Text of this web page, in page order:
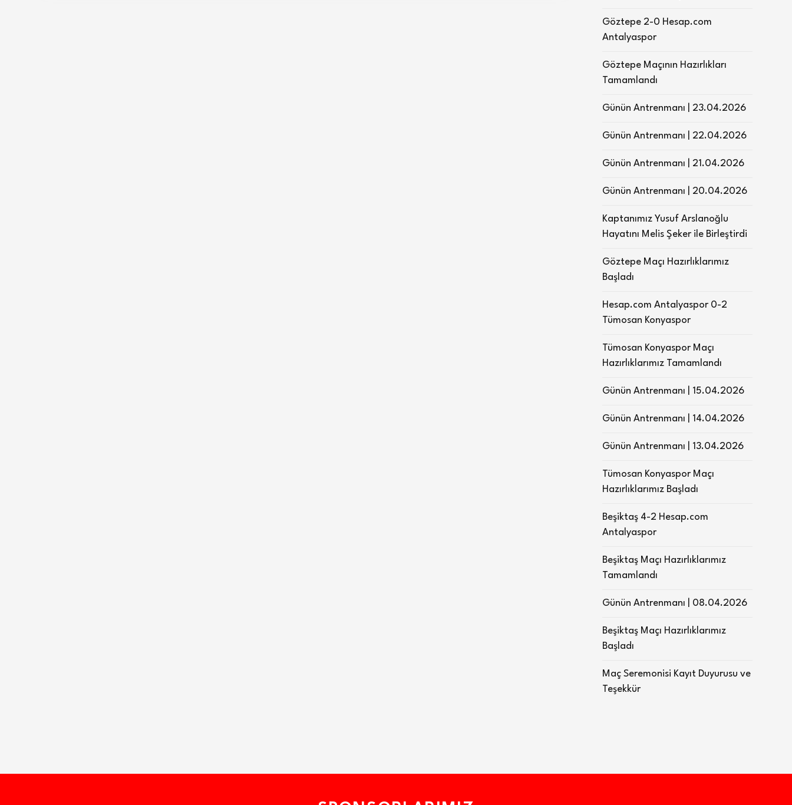
Göztepe 2-0 Hesap.com
Antalyaspor
Göztepe Maçının Hazırlıkları
Tamamlandı
Günün Antrenmanı | 23.04.2026
Günün Antrenmanı | 22.04.2026
Günün Antrenmanı | 21.04.2026
Günün Antrenmanı | 20.04.2026
Kaptanımız Yusuf Arslanoğlu
Hayatını Melis Şeker ile Birleştirdi
Göztepe Maçı Hazırlıklarımız
Başladı
Hesap.com Antalyaspor 0-2
Tümosan Konyaspor
Tümosan Konyaspor Maçı
Hazırlıklarımız Tamamlandı
Günün Antrenmanı | 15.04.2026
Günün Antrenmanı | 14.04.2026
Günün Antrenmanı | 13.04.2026
Tümosan Konyaspor Maçı
Hazırlıklarımız Başladı
Beşiktaş 4-2 Hesap.com
Antalyaspor
Beşiktaş Maçı Hazırlıklarımız
Tamamlandı
Günün Antrenmanı | 08.04.2026
Beşiktaş Maçı Hazırlıklarımız
Başladı
Maç Seremonisi Kayıt Duyurusu ve
Teşekkür